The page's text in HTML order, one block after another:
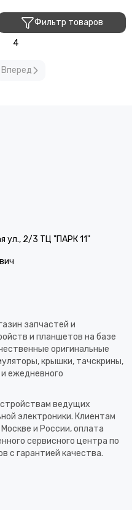
Фильтр товаров
4
Вперед
ул., 2/3 ТЦ "ПАРК 11"
запчастей и
и планшетов на базе
оригинальные
крышки, тачскрины,
ежедневного
ведущих
электроники. Клиентам
и России, оплата
сервисного центра по
с гарантией качества.